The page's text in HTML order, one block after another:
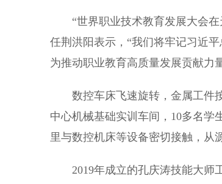
“世界职业技术教育发展大会在
任荆洪阳表示，“我们将牢记习近
为推动职业教育高质量发展贡献力
数控车床飞速旋转，金属工件
中心机械基础实训车间，10多名学
里与数控机床等设备密切接触，从
2019年成立的孔庆涛技能大师工